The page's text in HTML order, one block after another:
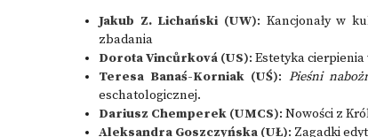
Jakub Z. Lichański (UW): Kancjonały w
zbadania
Dorota Vincůrková (US): Estetyka cierpienia
Teresa Banaś-Korniak (UŚ): Pieśni
eschatologicznej.
Dariusz Chemperek (UMCS): Nowości z
Aleksandra Goszczyńska (UŁ): Zagadki